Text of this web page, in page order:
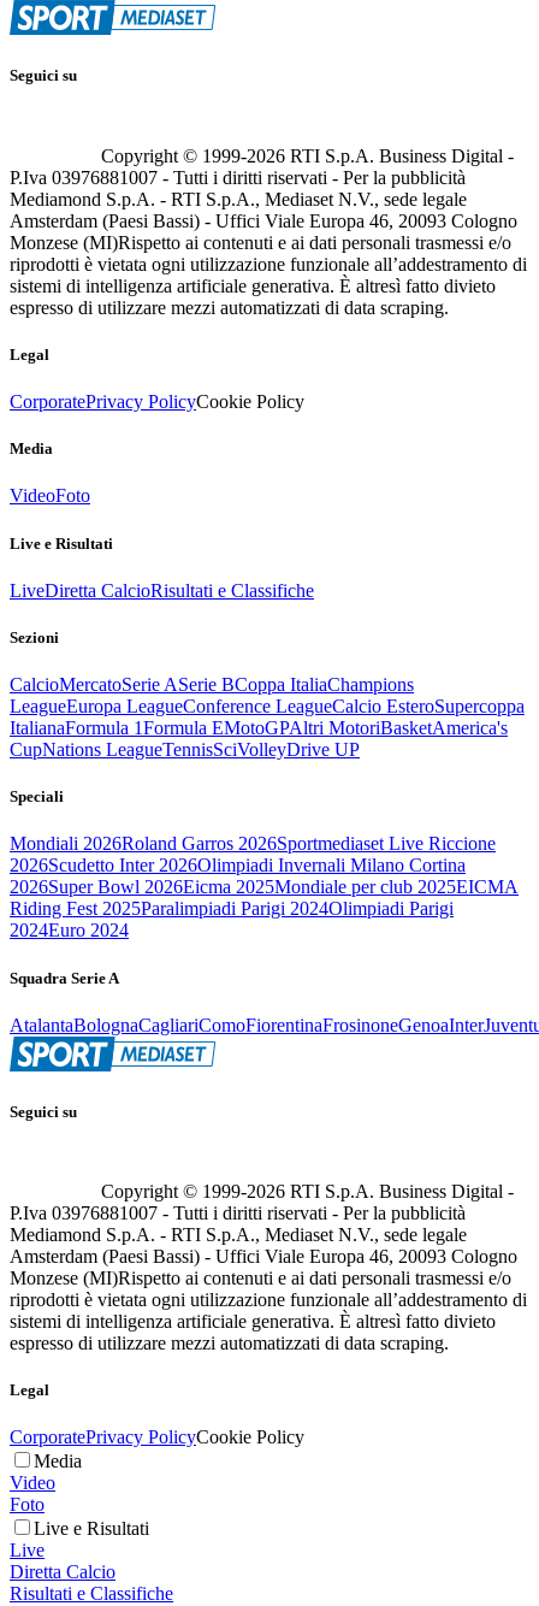
Seguici su
Copyright © 1999-2026 RTI S.p.A. Business Digital -
P.Iva 03976881007 - Tutti i diritti riservati - Per la pubblicità
Mediamond S.p.A. - RTI S.p.A., Mediaset N.V., sede legale
Amsterdam (Paesi Bassi) - Uffici Viale Europa 46, 20093 Cologno
Monzese (MI)Rispetto ai contenuti e ai dati personali trasmessi e/o
riprodotti è vietata ogni utilizzazione funzionale all’addestramento di
sistemi di intelligenza artificiale generativa. È altresì fatto divieto
espresso di utilizzare mezzi automatizzati di data scraping.
Legal
CorporatePrivacy PolicyCookie Policy
Media
VideoFoto
Live e Risultati
LiveDiretta CalcioRisultati e Classifiche
Sezioni
CalcioMercatoSerie ASerie BCoppa ItaliaChampions
LeagueEuropa LeagueConference LeagueCalcio EsteroSupercoppa
ItalianaFormula 1Formula EMotoGPAltri MotoriBasketAmerica's
CupNations LeagueTennisSciVolleyDrive UP
Speciali
Mondiali 2026Roland Garros 2026Sportmediaset Live Riccione
2026Scudetto Inter 2026Olimpiadi Invernali Milano Cortina
2026Super Bowl 2026Eicma 2025Mondiale per club 2025EICMA
Riding Fest 2025Paralimpiadi Parigi 2024Olimpiadi Parigi
2024Euro 2024
Squadra Serie A
AtalantaBolognaCagliariComoFiorentinaFrosinoneGenoaInter
Seguici su
Copyright © 1999-2026 RTI S.p.A. Business Digital -
P.Iva 03976881007 - Tutti i diritti riservati - Per la pubblicità
Mediamond S.p.A. - RTI S.p.A., Mediaset N.V., sede legale
Amsterdam (Paesi Bassi) - Uffici Viale Europa 46, 20093 Cologno
Monzese (MI)Rispetto ai contenuti e ai dati personali trasmessi e/o
riprodotti è vietata ogni utilizzazione funzionale all’addestramento di
sistemi di intelligenza artificiale generativa. È altresì fatto divieto
espresso di utilizzare mezzi automatizzati di data scraping.
Legal
CorporatePrivacy PolicyCookie Policy
Media
Video
Foto
Live e Risultati
Live
Diretta Calcio
Risultati e Classifiche